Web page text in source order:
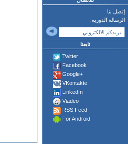
إتصل بنا
الرسالة الدورية:
تابعنا
Twitter
Facebook
Google+
VKontakte
LinkedIn
Viadeo
RSS Feed
For Android